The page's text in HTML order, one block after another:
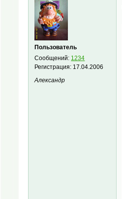
Пользователь
Сообщений: 1234
Регистрация: 17.04.2006
Александр